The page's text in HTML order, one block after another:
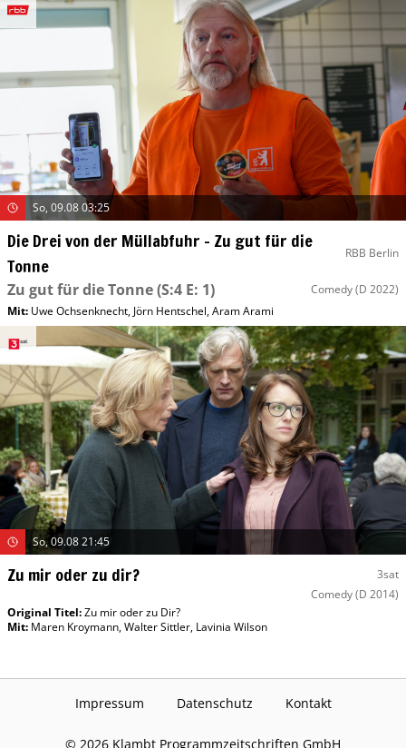
So, 09.08 03:25
Die Drei von der Müllabfuhr – Zu gut für die
Tonne
RBB Berlin
Zu gut für die Tonne(S:4 E: 1) Comedy(D 2022)
Mit: Uwe Ochsenknecht, Jörn Hentschel,Aram Arami
So, 09.08 21:45
Zu mir oder zu dir?
3sat
Comedy(D 2014)
Original Titel:Zu mir oder zu Dir?
Mit: Maren Kroymann,Walter Sittler, Lavinia Wilson
Impressum Datenschutz Kontakt
© 2026 Klambt Programmzeitschriften GmbH